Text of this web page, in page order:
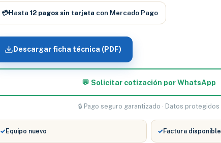
💳Hasta12 pagos sin tarjeta con Mercado Pago
Descargar ficha técnica (PDF)
💬 Solicitar cotización por WhatsApp
🔒 Pago seguro garantizado · Datos protegidos
✓Equipo nuevo ✓Factura disponible